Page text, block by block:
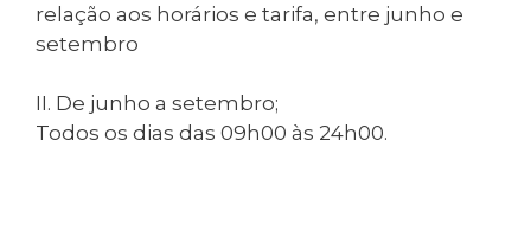
relação aos horários e tarifa, entre junho e
setembro
II. De junho a setembro;
Todos os dias das 09h00 às 24h00.